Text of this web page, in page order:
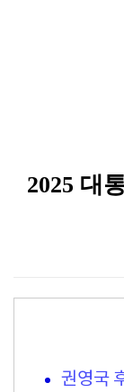
2025 대
권영국